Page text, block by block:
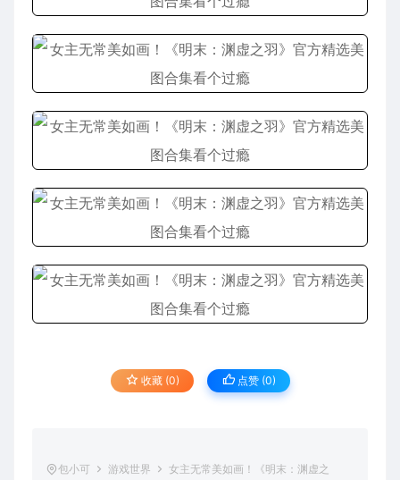
收藏 (0) 点赞 (0)
包小可 游戏世界
女主无常美如画！《明末：渊虚之